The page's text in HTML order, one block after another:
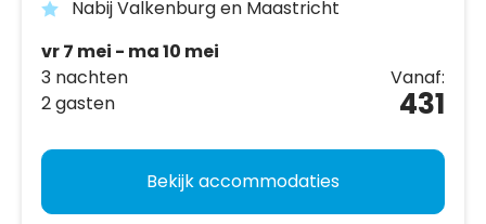
Nabij Valkenburg en Maastricht
vr 7 mei - ma 10 mei
3 nachten
2 gasten
Vanaf:
431
Bekijk accommodaties